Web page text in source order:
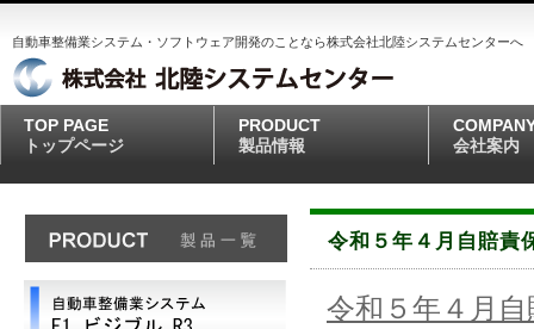
自動車整備業システム・ソフトウェア開発のことなら株式会社北陸システムセンターへ
令和５年４月自賠責
令和５年４月
TOP PAGE
トップページ
PRODUCT
製品情報
会社案内